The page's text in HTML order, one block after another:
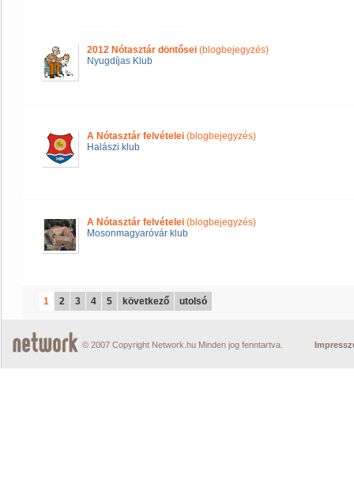
2012 Nótasztár döntősei (blogbejegyzés)
Nyugdíjas Klub
A Nótasztár felvételei (blogbejegyzés)
Halászi klub
A Nótasztár felvételei (blogbejegyzés)
Mosonmagyaróvár klub
1 2 3 4 5 következő utolsó
© 2007 Copyright Network.hu Minden jog fenntartva.